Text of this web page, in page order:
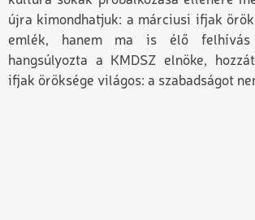
újra kimondhatjuk: a márciusi ifjak
emlék, hanem ma is élő felhívás
hangsúlyozta a KMDSZ elnöke,
ifjak öröksége világos: a szabadságot